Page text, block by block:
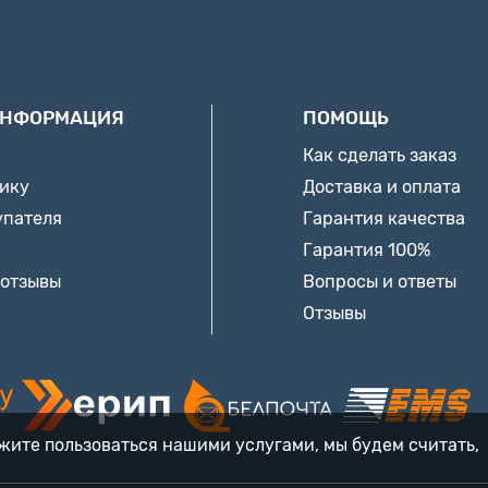
ПОМОЩЬ
Как сделать заказ
Доставка и оплата
Гарантия качества
Гарантия 100%
Вопросы и ответы
Отзывы
пользоваться нашими услугами, мы будем считать,